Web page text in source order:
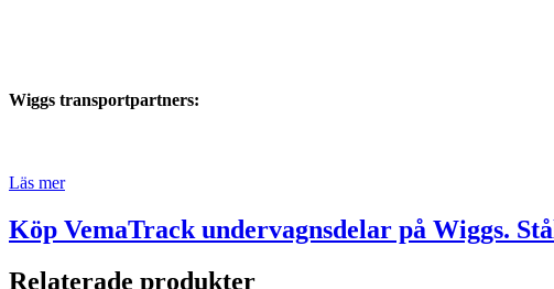
Wiggs transportpartners:
Läs mer
Köp VemaTrack undervagnsdelar på Wiggs.
Relaterade produkter